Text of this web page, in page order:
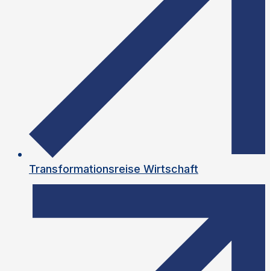
Transformationsreise Wirtschaft